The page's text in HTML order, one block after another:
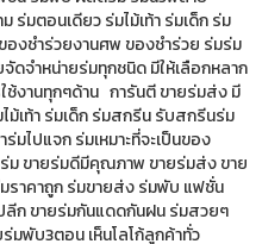
มตอนเดียว ร่มไม้เท้า ร่มเด็ก ร่ม
งชำร่วยงานศพ ของชำร่วย ร่มร่ม
ดจำหน่ายร่มทุกชนิด มีให้เลือกหลาก
ช้งานทุกๆด้าน การันตี ขายร่มส่ง มี
เท้า ร่มเด็ก ร่มสกรีน รับสกรีนร่ม
ไปแจก ร่มเหมาะที่จะเป็นของ
ม ขายร่มดีมีคุณภาพ ขายร่มส่ง ขาย
ราคาถูก ร่มขายส่ง ร่มพับ แฟชั่น
ลีก ขายร่มกันแดดกันฝน ร่มสวยๆ
มพับ3ตอน เห็นโลโก้ลูกค้าทั่ว